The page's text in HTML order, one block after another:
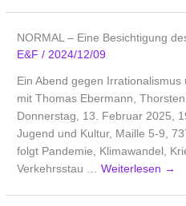
NORMAL – Eine Besichtigung
E&F/ 2024/12/09
Ein Abend gegen
mit Thomas Ebermann,
Donnerstag, 13. Februar 2025,
Jugend und Kultur, Maille 5-9,
folgt Pandemie, Klimawandel,
Verkehrsstau …Weiterlesen →